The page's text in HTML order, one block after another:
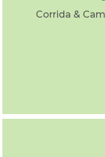
Corrida &